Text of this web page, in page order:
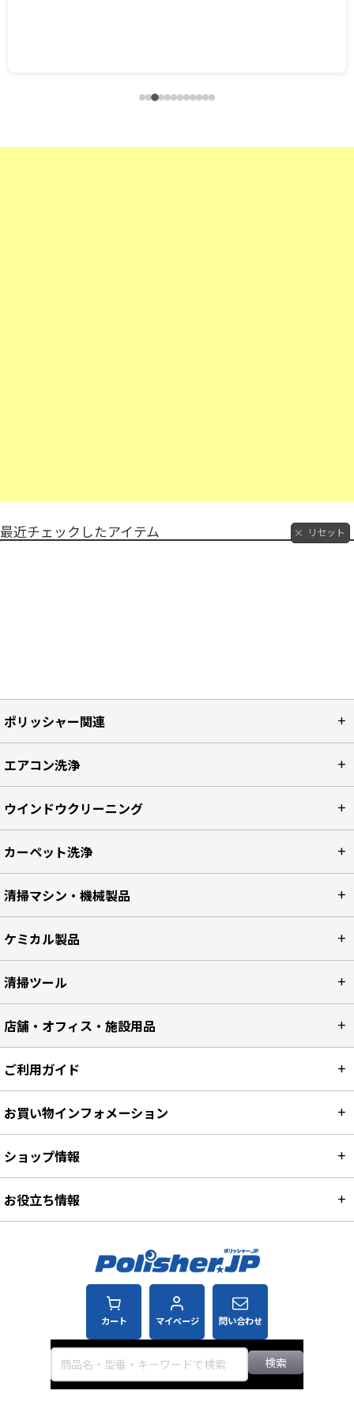
最近チェックしたアイテム リセット
ポリッシャー関連
エアコン洗浄
ウインドウクリーニング
カーペット洗浄
清掃マシン・機械製品
ケミカル製品
清掃ツール
店舗・オフィス・施設用品
カート マイページ 問い合わせ
検索
ご利用ガイド
お買い物インフォメーション
ショップ情報
お役立ち情報